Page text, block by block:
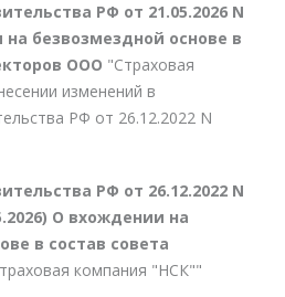
РФ от 21.05.2026 N
безвозмездной основе в
ООО "Страховая
изменений в
РФ от 26.12.2022 N
РФ от 26.12.2022 N
О вхождении на
в состав совета
компания "НСК""